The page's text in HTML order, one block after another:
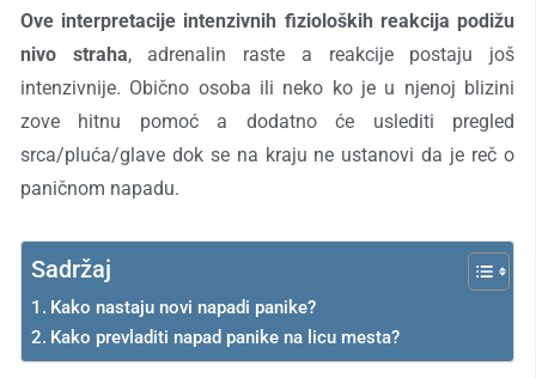
Ove interpretacije intenzivnih fizioloških reakcija podižu
nivo straha, adrenalin raste a reakcije postaju još
intenzivnije. Obično osoba ili neko ko je u njenoj blizini
zove hitnu pomoć a dodatno će uslediti pregled
srca/pluća/glave dok se na kraju ne ustanovi da je reč o
paničnom napadu.
Sadržaj
Kako nastaju novi napadi panike?
Kako prevladiti napad panike na licu mesta?